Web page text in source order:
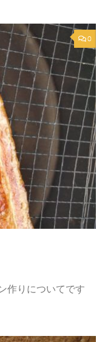
0
作りについてです